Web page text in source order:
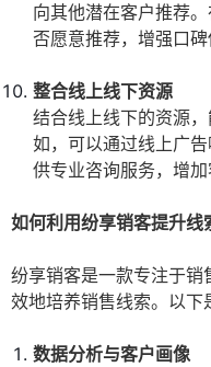
向其他潜在客户推荐
否愿意推荐，增强口碑
整合线上线下资源
结合线上线下的资源
如，可以通过线上广
供专业咨询服务，增加
如何利用纷享销客提升线
纷享销客是一款专注于销
效地培养销售线索。以下
数据分析与客户画像